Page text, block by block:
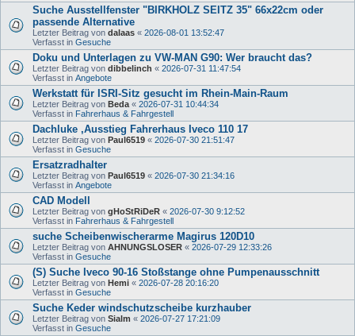
Suche Ausstellfenster "BIRKHOLZ SEITZ 35" 66x22cm oder
passende Alternative
Letzter Beitrag von dalaas « 2026-08-01 13:52:47
Verfasst in Gesuche
Doku und Unterlagen zu VW-MAN G90: Wer braucht das?
Letzter Beitrag von dibbelinch « 2026-07-31 11:47:54
Verfasst in Angebote
Werkstatt für ISRI-Sitz gesucht im Rhein-Main-Raum
Letzter Beitrag von Beda « 2026-07-31 10:44:34
Verfasst in Fahrerhaus & Fahrgestell
Dachluke ,Ausstieg Fahrerhaus Iveco 110 17
Letzter Beitrag von Paul6519 « 2026-07-30 21:51:47
Verfasst in Gesuche
Ersatzradhalter
Letzter Beitrag von Paul6519 « 2026-07-30 21:34:16
Verfasst in Angebote
CAD Modell
Letzter Beitrag von gHoStRiDeR « 2026-07-30 9:12:52
Verfasst in Fahrerhaus & Fahrgestell
suche Scheibenwischerarme Magirus 120D10
Letzter Beitrag von AHNUNGSLOSER « 2026-07-29 12:33:26
Verfasst in Gesuche
(S) Suche Iveco 90-16 Stoßstange ohne Pumpenausschnitt
Letzter Beitrag von Hemi « 2026-07-28 20:16:20
Verfasst in Gesuche
Suche Keder windschutzscheibe kurzhauber
Letzter Beitrag von Sialm « 2026-07-27 17:21:09
Verfasst in Gesuche